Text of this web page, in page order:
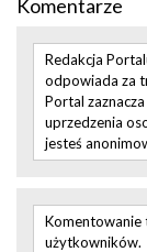
Komentarze
Redakcja
odpowiada za
Portal
uprzedzenia
jesteś
Komentowanie
użytkowników.